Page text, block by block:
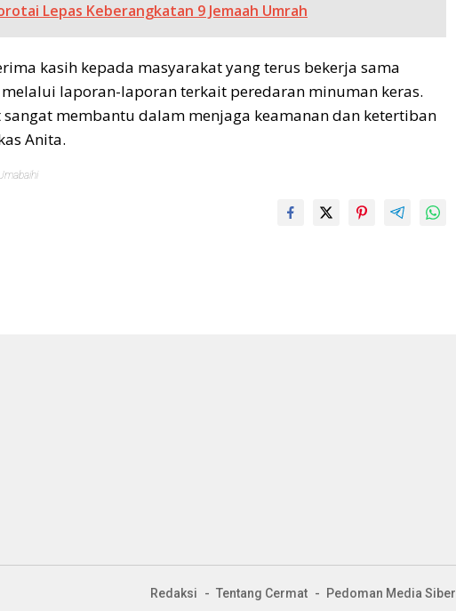
Lepas Keberangkatan 9 Jemaah Umrah
kasih kepada masyarakat yang terus bekerja sama
melalui laporan-laporan terkait peredaran minuman keras.
membantu dalam menjaga keamanan dan ketertiban
Anita.
Redaksi Tentang Cermat
Pedoman Media Siber